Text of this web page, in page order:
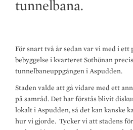
tunnelbana.
För snart två år sedan var vi med i
bebyggelse i kvarteret Sothönan
tunnelbaneuppgången i Aspudden.
Staden valde att gå vidare med ett
på samråd. Det har förstås blivit
lokalt i Aspudden, så det kan kanske
hur vi gjorde. Tycker vi att stadens